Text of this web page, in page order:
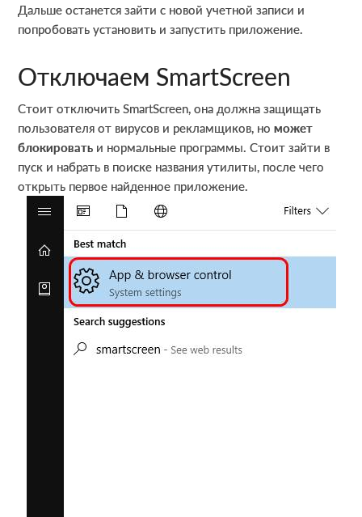
Дальше останется зайти с новой учетной записи и
попробовать установить и запустить приложение.
Отключаем SmartScreen
Стоит отключить SmartScreen, она должна защищать
пользователя от вирусов и рекламщиков, номожет
блокировать и нормальные программы. Стоит зайти в
пуск и набрать в поиске названия утилиты, после чего
открыть первое найденное приложение.